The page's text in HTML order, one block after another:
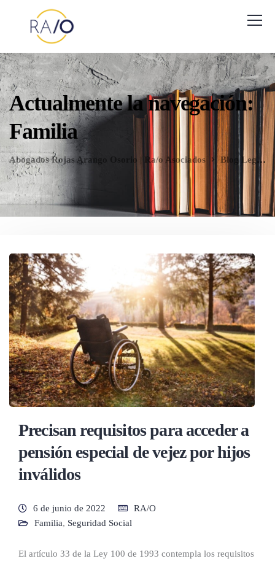
Actualmente la navegación:
Familia
Abogados Rojas Arango Osorio | Ra/o Asociados Blog Legal
Precisan requisitos para acceder a
pensión especial de vejez por hijos
inválidos
6 de junio de 2022
RA/O
Familia, Seguridad Social
El artículo 33 de la Ley 100 de 1993 contempla los requisitos